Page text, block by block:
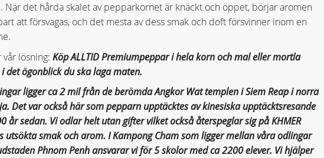
När det hårda skalet av pepparkornet är knäckt och öppet, börjar aromen
att försvagas, och det mesta av dess smak och doft försvinner inom en
vår lösning: Köp ALLTID Premiumpeppari hela korn och mal eller mortla
det ögonblick du ska laga maten.
ligger ca 2 mil från de berömda Angkor Wat templen i Siem Reap i norra
Det var också här som pepparn upptäcktes av kinesiska upptäcktsresande
år sedan. Vi odlar helt utan gifter vilket också återspeglar sig på KHMER
utsökta smak och arom. I Kampong Cham som ligger mellan våra odlingar
Phnom Penh ansvarar vi för 5 skolor med ca 2200 elever. Vi hjälper